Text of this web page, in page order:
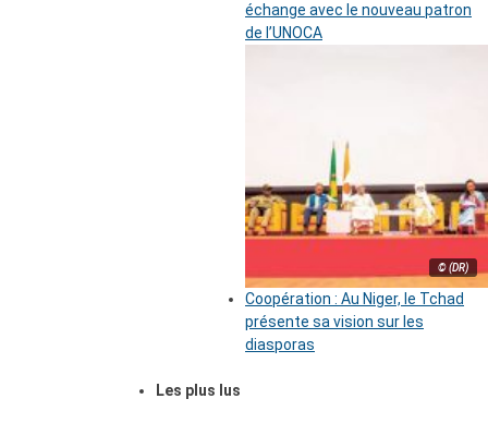
échange avec le nouveau patron
de l’UNOCA
© (DR)
Coopération : Au Niger, le Tchad
présente sa vision sur les
diasporas
Les plus lus